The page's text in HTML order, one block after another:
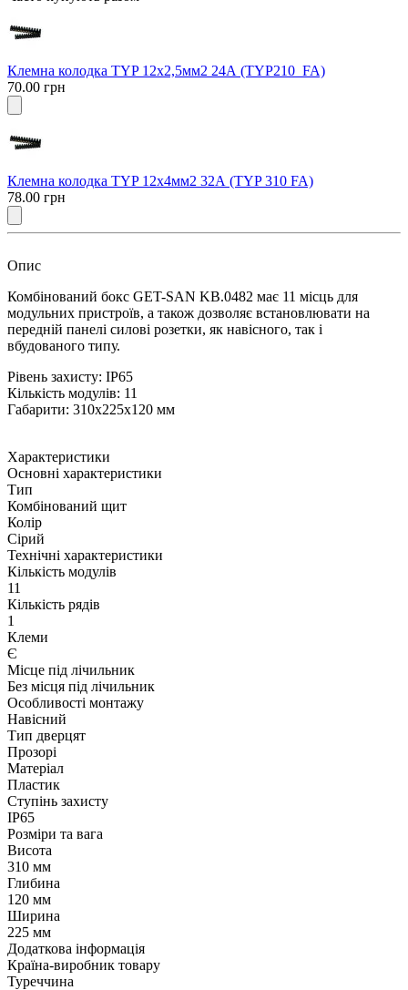
Клемна колодка TYP 12х2,5мм2 24А (TYP210_FA)
70.00 грн
Клемна колодка TYP 12х4мм2 32А (TYP 310 FA)
78.00 грн
Опис
Комбінований бокс GET-SAN KB.0482 має 11 місць для
модульних пристроїв, а також дозволяє встановлювати на
передній панелі силові розетки, як навісного, так і
вбудованого типу.
Рівень захисту: IP65
Кількість модулів: 11
Габарити: 310x225x120 мм
Характеристики
Основні характеристики
Тип
Комбінований щит
Колір
Сірий
Технічні характеристики
Кількість модулів
11
Кількість рядів
1
Клеми
Є
Місце під лічильник
Без місця під лічильник
Особливості монтажу
Навісний
Тип дверцят
Прозорі
Матеріал
Пластик
Ступінь захисту
IP65
Розміри та вага
Висота
310 мм
Глибина
120 мм
Ширина
225 мм
Додаткова інформація
Країна-виробник товару
Туреччина